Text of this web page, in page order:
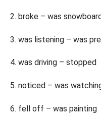
broke – was
was listening – was
was driving – stopped
noticed – was
fell off – was painting